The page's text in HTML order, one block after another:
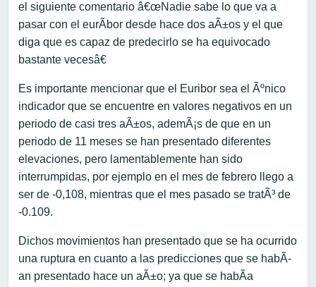
el siguiente comentario â€œNadie sabe lo que va a
pasar con el eurÃ­bor desde hace dos aÃ±os y el que
diga que es capaz de predecirlo se ha equivocado
bastante vecesâ€
Es importante mencionar que el Euribor sea el Ãºnico
indicador que se encuentre en valores negativos en un
periodo de casi tres aÃ±os, ademÃ¡s de que en un
periodo de 11 meses se han presentado diferentes
elevaciones, pero lamentablemente han sido
interrumpidas, por ejemplo en el mes de febrero llego a
ser de -0,108, mientras que el mes pasado se tratÃ³ de
-0.109.
Dichos movimientos han presentado que se ha ocurrido
una ruptura en cuanto a las predicciones que se habÃ­
an presentado hace un aÃ±o; ya que se habÃ­a